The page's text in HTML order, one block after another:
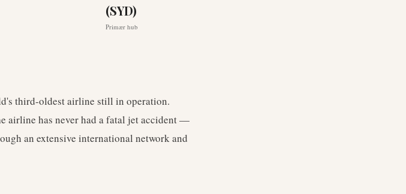
(SYD)
Primær hub
third-oldest airline still in operation.
airline has never had a fatal jet accident —
an extensive international network and